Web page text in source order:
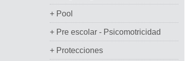
+ Pool
+ Pre escolar - Psicomotricidad
+ Protecciones